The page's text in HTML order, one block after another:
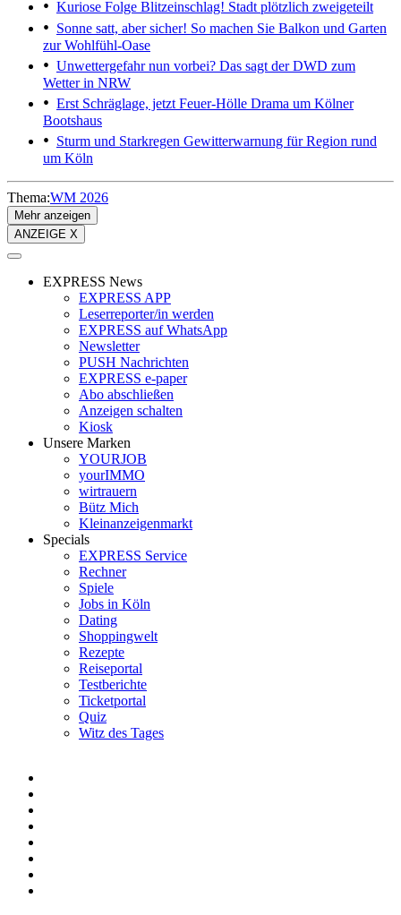
Kuriose Folge Blitzeinschlag! Stadt plötzlich zweigeteilt
Sonne satt, aber sicher! So machen Sie Balkon und Garten
zur Wohlfühl-Oase
Unwettergefahr nun vorbei? Das sagt der DWD zum
Wetter in NRW
Erst Schräglage, jetzt Feuer-Hölle Drama um Kölner
Bootshaus
Sturm und Starkregen Gewitterwarnung für Region rund
um Köln
Thema:WM 2026
Mehr anzeigen
ANZEIGE X
EXPRESS News
EXPRESS APP
Leserreporter/in werden
EXPRESS auf WhatsApp
Newsletter
PUSH Nachrichten
EXPRESS e-paper
Abo abschließen
Anzeigen schalten
Kiosk
Unsere Marken
YOURJOB
yourIMMO
wirtrauern
Bütz Mich
Kleinanzeigenmarkt
Specials
EXPRESS Service
Rechner
Spiele
Jobs in Köln
Dating
Shoppingwelt
Rezepte
Reiseportal
Testberichte
Ticketportal
Quiz
Witz des Tages